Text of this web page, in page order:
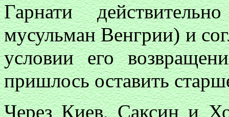
Гарнати
мусульман Венгрии) и
условии его
пришлось оставить
Через Киев, Саксин и